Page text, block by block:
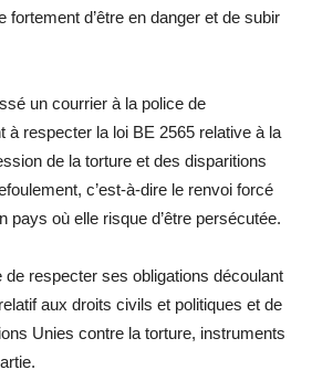
fortement d’être en danger et de subir
un courrier à la police de
à respecter la loi BE 2565 relative à la
de la torture et des disparitions
c’est-à-dire le renvoi forcé
pays où elle risque d’être persécutée.
de respecter ses obligations découlant
aux droits civils et politiques et de
Unies contre la torture, instruments